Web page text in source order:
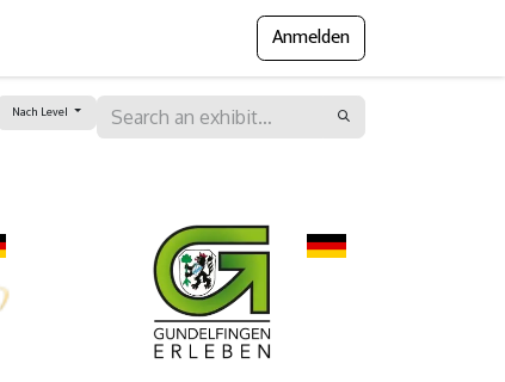
Anmelden
Nach Level